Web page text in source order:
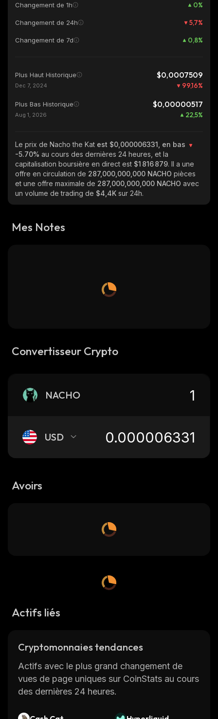
Changement de 1h 0%
Changement de 24h 5,7%
Changement de 7d 0,8%
Plus Haut Historique $0,0007509
Dec 7, 2024 99,16%
Plus Bas Historique $0,00000517
Aug 1, 2026 22,5%
Le prix de Nacho the Kat est $0,000006331, en bas
-5.70% au cours des dernières 24 heures, et la
capitalisation boursière en direct est $1 816 879. Il a une
offre en circulation de 287,000,000,000 NACHO pièces
et une offre maximale de 287,000,000,000 NACHO avec
un volume de trading de $4,4K sur 24h.
Mes Notes
Convertisseur Crypto
NACHO
USD
Avoirs
Actifs liés
Cryptomonnaies tendances
Actifs avec le plus grand changement de
vues de page uniques sur CoinStats au cours
des dernières 24 heures.